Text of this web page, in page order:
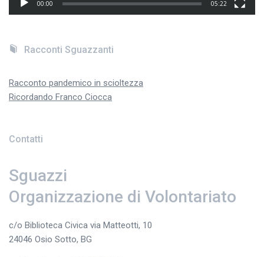
00:00 05:22
Racconti Sguazzanti
Racconto pandemico in scioltezza
Ricordando Franco Ciocca
Contatti
Sguazzi
Organizzazione di Volontariato
c/o Biblioteca Civica via Matteotti, 10
24046 Osio Sotto, BG